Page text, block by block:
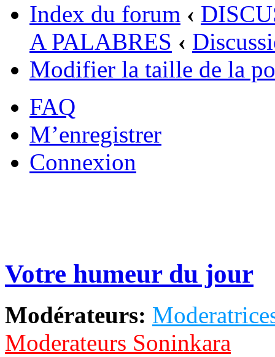
Index du forum ‹
A PALABRES ‹
Modifier la taille de la
FAQ
M’enregistrer
Connexion
Votre humeur du jour
Modérateurs:
Moderateurs Soninkara